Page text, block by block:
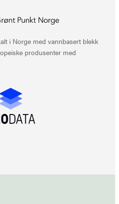
i Norge med vannbasert blekk
produsenter med